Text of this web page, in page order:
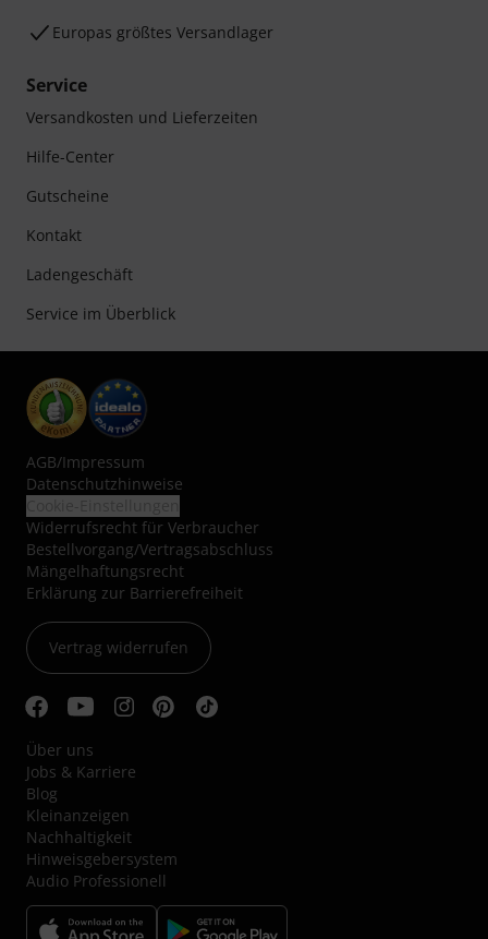
Europas größtes Versandlager
Service
Versandkosten und Lieferzeiten
Hilfe-Center
Gutscheine
Kontakt
Ladengeschäft
Service im Überblick
AGB/Impressum
Datenschutzhinweise
Widerrufsrecht für Verbraucher
Bestellvorgang/Vertragsabschluss
Mängelhaftungsrecht
Erklärung zur Barrierefreiheit
Vertrag widerrufen
Über uns
Jobs & Karriere
Blog
Kleinanzeigen
Nachhaltigkeit
Hinweisgebersystem
Audio Professionell